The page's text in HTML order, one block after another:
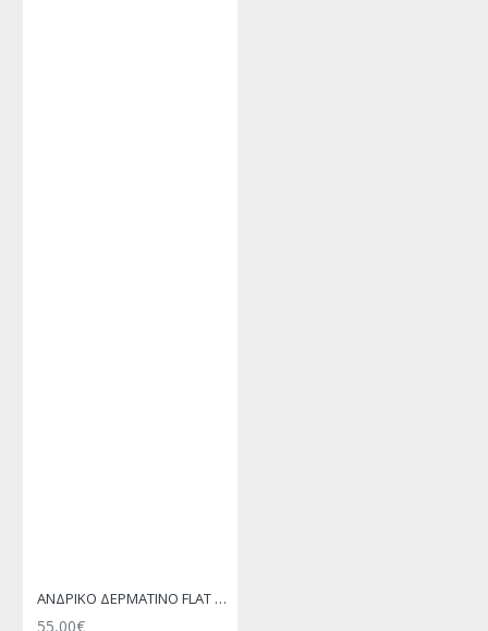
ΑΝΔΡΙΚΟ ΔΕΡΜΑΤΙΝΟ FLAT ΣΑΝΔΑΛΙ ΜΑΥΡΟ ΕΚΤΟΡΑΣ
55,00€